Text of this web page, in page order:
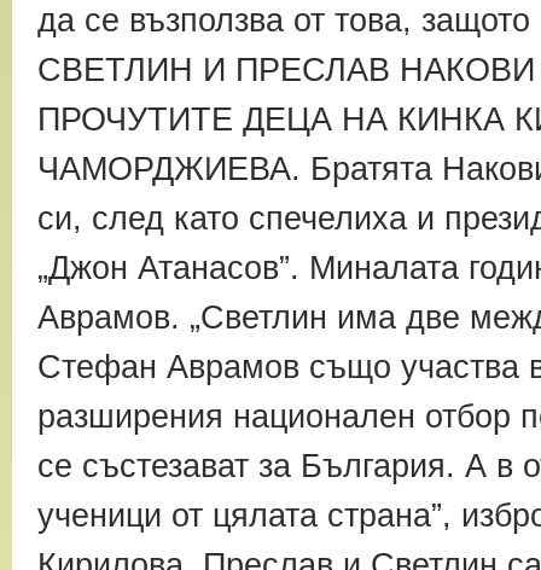
да се възползва от това,
СВЕТЛИН И ПРЕСЛАВ
ПРОЧУТИТЕ ДЕЦА НА КИНКА
ЧАМОРДЖИЕВА. Братята
си, след като спечелиха и
„Джон Атанасов”. Миналата
Аврамов. „Светлин има две
Стефан Аврамов също участва
разширения национален отбор
се състезават за България. А в
ученици от цялата страна”,